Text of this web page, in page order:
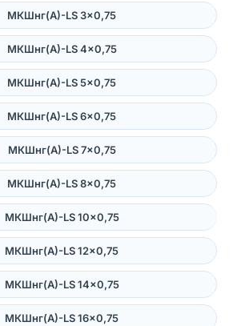
МКШнг(А)-LS 3×0,75
МКШнг(А)-LS 4×0,75
МКШнг(А)-LS 5×0,75
МКШнг(А)-LS 6×0,75
МКШнг(А)-LS 7×0,75
МКШнг(А)-LS 8×0,75
МКШнг(А)-LS 10×0,75
МКШнг(А)-LS 12×0,75
МКШнг(А)-LS 14×0,75
МКШнг(А)-LS 16×0,75